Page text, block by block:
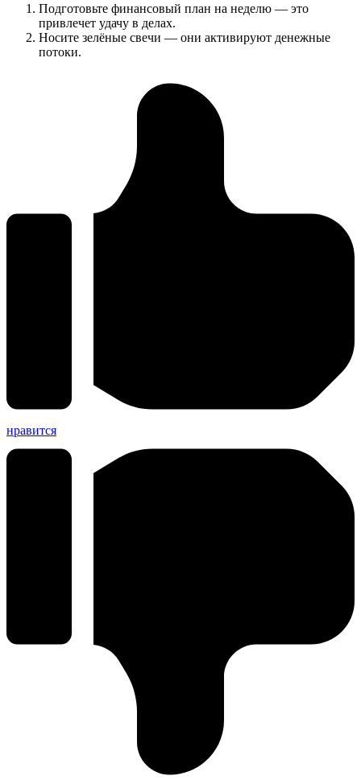
Подготовьте финансовый план на неделю — это
привлечет удачу в делах.
Носите зелёные свечи — они активируют денежные
потоки.
нравится